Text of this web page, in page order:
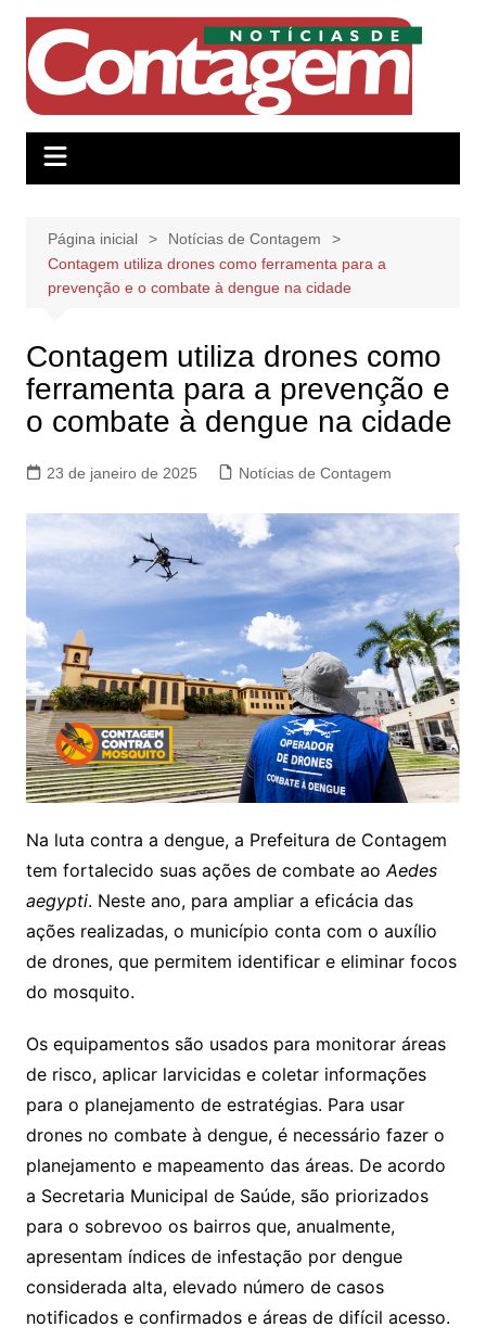
conteúdo
Página inicial
Notícias de Contagem
Contagem utiliza drones como ferramenta para a
prevenção e o combate à dengue na cidade
Contagem utiliza drones como
ferramenta para a prevenção e
o combate à dengue na cidade
23 de janeiro de 2025 Notícias de Contagem
Na luta contra a dengue, a Prefeitura de Contagem
tem fortalecido suas ações de combate ao Aedes
aegypti. Neste ano, para ampliar a eficácia das
ações realizadas, o município conta com o auxílio
de drones, que permitem identificar e eliminar focos
do mosquito.
Os equipamentos são usados para monitorar áreas
de risco, aplicar larvicidas e coletar informações
para o planejamento de estratégias. Para usar
drones no combate à dengue, é necessário fazer o
planejamento e mapeamento das áreas. De acordo
a Secretaria Municipal de Saúde, são priorizados
para o sobrevoo os bairros que, anualmente,
apresentam índices de infestação por dengue
considerada alta, elevado número de casos
notificados e confirmados e áreas de difícil acesso.